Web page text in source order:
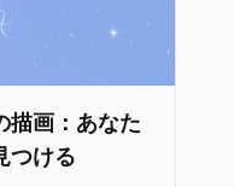
描画：あなた
つける